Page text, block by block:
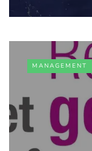
MANAGEMENT